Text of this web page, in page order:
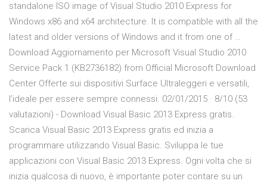
standalone ISO image of Visual Studio 2010 Express for
Windows x86 and x64 architecture. It is compatible with all the
latest and older versions of Windows and it from one of …
Download Aggiornamento per Microsoft Visual Studio 2010
Service Pack 1 (KB2736182) from Official Microsoft Download
Center Offerte sui dispositivi Surface Ultraleggeri e versatili,
l’ideale per essere sempre connessi. 02/01/2015 · 8/10 (53
valutazioni) - Download Visual Basic 2013 Express gratis.
Scarica Visual Basic 2013 Express gratis ed inizia a
programmare utilizzando Visual Basic. Sviluppa le tue
applicazioni con Visual Basic 2013 Express. Ogni volta che si
inizia qualcosa di nuovo, è importante poter contare su un